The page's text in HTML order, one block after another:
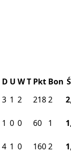
D U WT Pkt Bon
3 1 2 2182
1 0 0 60 1
4 1 0 1602